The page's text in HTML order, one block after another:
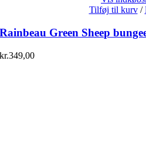
Tilføj til kurv /
Rainbeau Green Sheep
kr.349,00